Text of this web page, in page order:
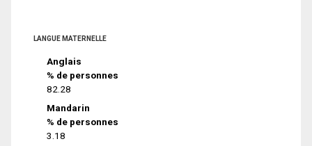
LANGUE MATERNELLE
Anglais
% de personnes
82.28
Mandarin
% de personnes
3.18